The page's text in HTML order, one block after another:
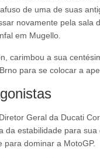
de uma de suas
novamente pela sala
em Mugello.
carimbou a sua
para se colocar a
Geral da Ducati
da estabilidade para
dominar a MotoGP.